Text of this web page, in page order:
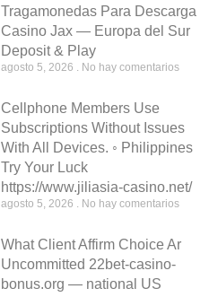
Tragamonedas Para Descarga
Casino Jax — Europa del Sur
Deposit & Play
agosto 5, 2026 No hay comentarios
Cellphone Members Use
Subscriptions Without Issues
With All Devices. ◦ Philippines
Try Your Luck
https://www.jiliasia-casino.net/
agosto 5, 2026 No hay comentarios
What Client Affirm Choice Ar
Uncommitted 22bet-casino-
bonus.org — national US